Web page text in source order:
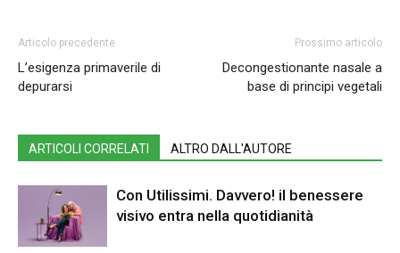
Articolo precedente
L’esigenza primaverile di
depurarsi
Prossimo articolo
Decongestionante nasale a
base di principi vegetali
ARTICOLI CORRELATI ALTRO DALL'AUTORE
Con Utilissimi. Davvero! il benessere
visivo entra nella quotidianità